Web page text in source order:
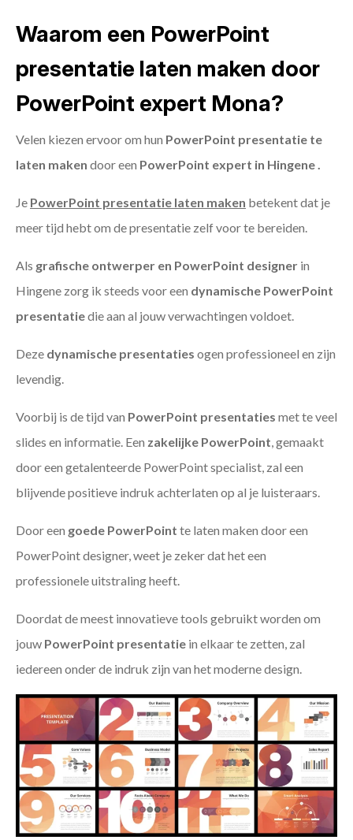
Waarom een PowerPoint
presentatie laten maken door
PowerPoint expert Mona?
Velen kiezen ervoor om hun PowerPoint presentatie te
laten maken door een PowerPoint expert in Hingene .
Je PowerPoint presentatie laten maken betekent dat je
meer tijd hebt om de presentatie zelf voor te bereiden.
Als grafische ontwerper en PowerPoint designer in
Hingene zorg ik steeds voor een dynamische PowerPoint
presentatiedie aan al jouw verwachtingen voldoet.
Deze dynamische presentaties ogen professioneel en zijn
levendig.
Voorbij is de tijd van PowerPoint presentaties met te veel
slides en informatie. Een zakelijke PowerPoint, gemaakt
door een getalenteerde PowerPoint specialist, zal een
blijvende positieve indruk achterlaten op al je luisteraars.
Door een goede PowerPoint te laten maken door een
PowerPoint designer, weet je zeker dat het een
professionele uitstraling heeft.
Doordat de meest innovatieve tools gebruikt worden om
jouw PowerPoint presentatie in elkaar te zetten, zal
iedereen onder de indruk zijn van het moderne design.